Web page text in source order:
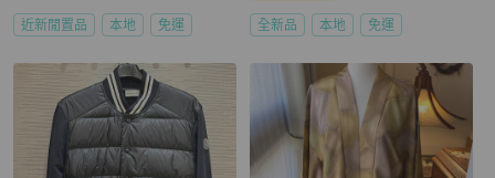
近新閒置品 本地 免運 全新品 本地 免運